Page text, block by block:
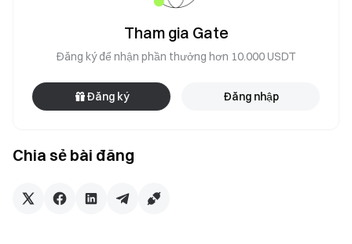
độc giả bao gồm phân tích kỹ thuật, thông tin thị trường,
Tuyên bố từ chối trách nhiệm
chất của tài sản và sản phẩm trước khi đưa ra bất kỳ quyết
thất hoặc thiệt hại nào phát sinh từ các quyết định đó.
Chia sẻ bài đăng
Tham gia Gate
Đăng ký để nhận phần thưởng hơn 10.000 USDT
Đăng ký Đăng nhập